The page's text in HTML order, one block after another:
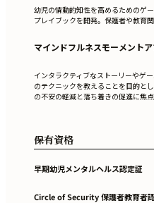
幼児の情動的知性を高めるためのゲ
プレイブックを開発。保護者や教育
マインドフルネスモーメント
インタラクティブなストーリーやゲ
のテクニックを教えることを目的と
の不安の軽減と落ち着きの促進に焦点
保有資格
早期幼児メンタルヘルス認定証
Circle of Security 保護者教育者